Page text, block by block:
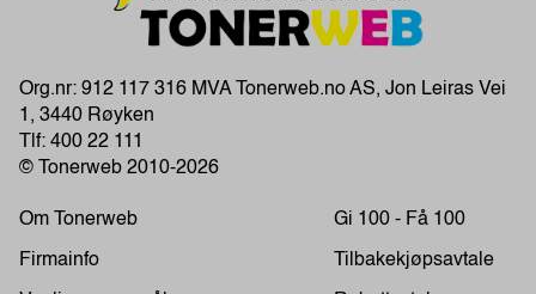
Org.nr: 912 117 316 MVA Tonerweb.no AS, Jon Leiras Vei
1, 3440 Røyken
Tlf: 400 22 111
© Tonerweb 2010-2026
Om Tonerweb
Firmainfo
Gi 100 - Få 100
Tilbakekjøpsavtale